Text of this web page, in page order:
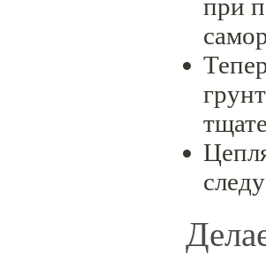
при